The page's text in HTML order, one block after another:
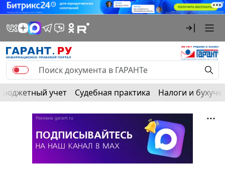
Бюджетный учет Судебная практика Налоги и